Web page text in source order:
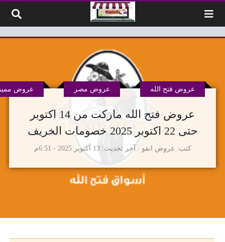
عروض فتح الله ماركت من 14 اكتوبر
حتى 22 اكتوبر 2025 خصومات الخريف
كتب عروض انفو
عروض فتح الله عروض مصر عروض
آخر تحديث 13 أكتوبر 2025 - 6:51م